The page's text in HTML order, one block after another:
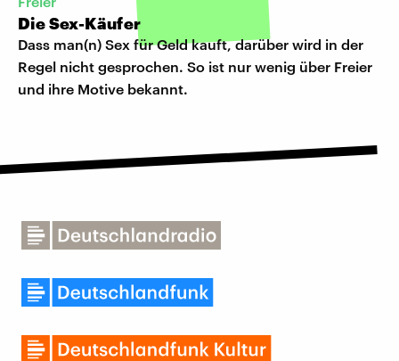
Die Sex-Käufer
Dass man(n) Sex für Geld kauft, darüber wird in der
Regel nicht gesprochen. So ist nur wenig über Freier
und ihre Motive bekannt.